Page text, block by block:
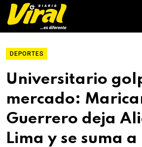
DEPORTES
Universitario
mercado:
Guerrero deja
Lima y se suma a